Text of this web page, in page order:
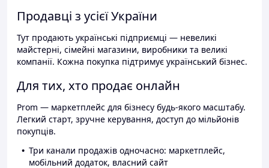
Продавці з усієї України
Тут продають українські підприємці — невеликі
майстерні, сімейні магазини, виробники та великі
компанії. Кожна покупка підтримує український бізнес.
Для тих, хто продає онлайн
Prom — маркетплейс для бізнесу будь-якого масштабу.
Легкий старт, зручне керування, доступ до мільйонів
покупців.
Три канали продажів одночасно: маркетплейс,
мобільний додаток, власний сайт